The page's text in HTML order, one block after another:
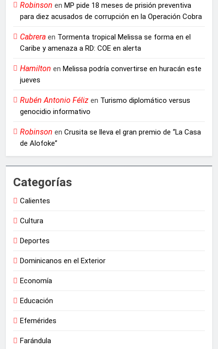
Robinson en MP pide 18 meses de prisión preventiva
para diez acusados de corrupción en la Operación Cobra
Cabrera en Tormenta tropical Melissa se forma en el
Caribe y amenaza a RD: COE en alerta
Hamilton en Melissa podría convertirse en huracán este
jueves
Rubén Antonio Féliz en Turismo diplomático versus
genocidio informativo
Robinson en Crusita se lleva el gran premio de “La Casa
de Alofoke”
Categorías
Calientes
Cultura
Deportes
Dominicanos en el Exterior
Economía
Educación
Efemérides
Farándula